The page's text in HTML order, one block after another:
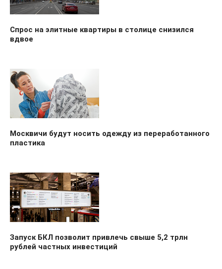
Спрос на элитные квартиры в столице снизился
вдвое
Москвичи будут носить одежду из переработанного
пластика
Запуск БКЛ позволит привлечь свыше 5,2 трлн
рублей частных инвестиций